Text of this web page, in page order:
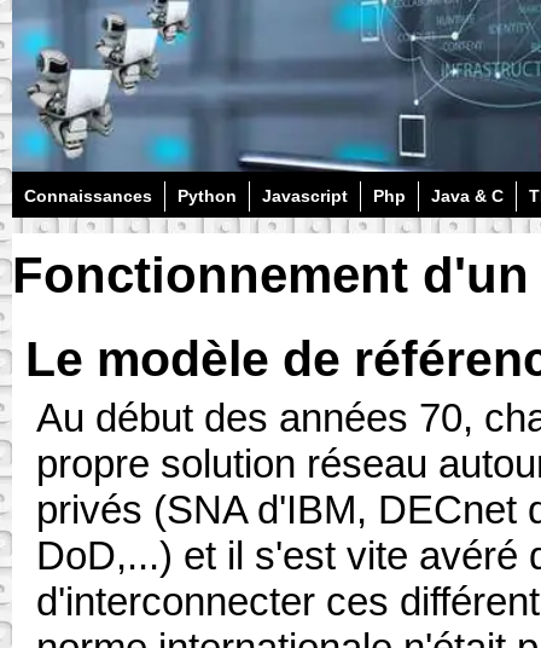
Connaissances Python Javascript Php Java & C
Fonctionnement d'un
Le modèle de
Au début des années 70,
propre solution réseau
privés (SNA d'IBM, DECnet
DoD,...) et il s'est vite avéré
d'interconnecter ces